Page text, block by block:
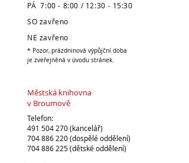
PÁ 7:00 - 8:00 / 12:30 - 15:30
SO zavřeno
NE zavřeno
* Pozor, prázdninová výpůjční doba
je zveřejněná v úvodu stránek.
Městská knihovna
v Broumově
Telefon:
491 504 270 (kancelář)
704 886 220(dospělé oddělení)
704 886 225(dětské oddělení)